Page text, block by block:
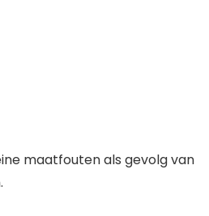
maatfouten als gevolg van